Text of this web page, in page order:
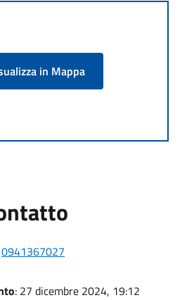
in Mappa
0941367027
: 27 dicembre 2024, 19:12